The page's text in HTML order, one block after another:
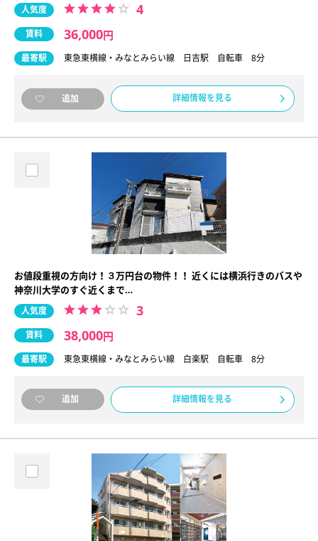
人気度 4
賃料 36,000円
最寄駅 東急東横線・みなとみらい線 日吉駅 自転車 8分
追加 詳細情報を見る
お値段重視の方向け！３万円台の物件！！ 近くには横浜行きのバスや
神奈川大学のすぐ近くまで…
人気度 3
賃料 38,000円
最寄駅 東急東横線・みなとみらい線 白楽駅 自転車 8分
追加 詳細情報を見る